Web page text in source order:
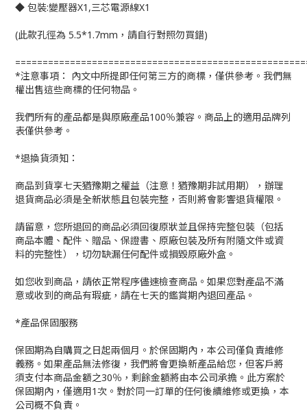
◆ 包裝:變壓器X1,三芯電源線X1
(此款孔徑為 5.5*1.7mm，請自行對照勿買錯)
*注意事項： 內文中所提即任何第三方的商標，僅供參考。我們無
權出售這些商標的任何物品。
我們所有的產品都是與原廠產品100％兼容。商品上的適用品牌列
表僅供參考。
*退換貨須知：
商品到貨享七天猶豫期之權益（注意！猶豫期非試用期），辦理
退貨商品必須是全新狀態且包裝完整，否則將會影響退貨權限。
請留意，您所退回的商品必須回復原狀並且保持完整包裝（包括
商品本體、配件、贈品、保證書、原廠包裝及所有附隨文件或資
料的完整性），切勿缺漏任何配件或損毀原廠外盒。
如您收到商品，請依正常程序儘速檢查商品。如果您對產品不滿
意或收到的商品有瑕疵，請在七天的鑑賞期內退回產品。
*產品保固服務
保固期為自購買之日起兩個月。於保固期內，本公司僅負責維修
義務。如果產品無法修復，我們將會更換新產品給您，但客戶將
須支付本商品金額之30％，剩餘金額將由本公司承擔。此方案於
保固期內，僅適用1次。對於同一訂單的任何後續維修或更換，本
公司概不負責。